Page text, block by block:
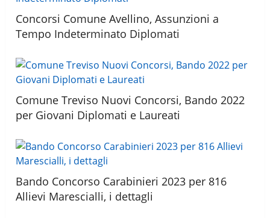
Concorsi Comune Avellino, Assunzioni a
Tempo Indeterminato Diplomati
Comune Treviso Nuovi Concorsi, Bando 2022
per Giovani Diplomati e Laureati
Bando Concorso Carabinieri 2023 per 816
Allievi Marescialli, i dettagli